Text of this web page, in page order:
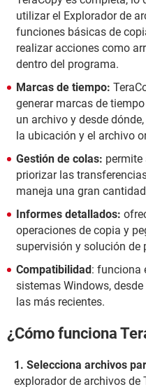
utilizar el Explorador de
funciones básicas de
realizar acciones como
dentro del programa.
Marcas de tiempo:
generar marcas de
un archivo y desde
la ubicación y el archivo
Gestión de colas:
priorizar las
maneja una gran
Informes detallados:
operaciones de copia y
supervisión y solución de
Compatibilidad: funciona
sistemas Windows,
las más recientes.
¿Cómo funciona
Selecciona archivos
explorador de archivos de